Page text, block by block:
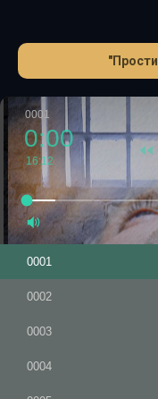
человеческие чувства.
0001
0:00
16:12
0001
0002
0003
0004